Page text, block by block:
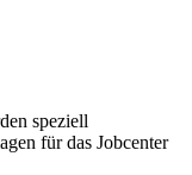
speziell
für das Jobcenter